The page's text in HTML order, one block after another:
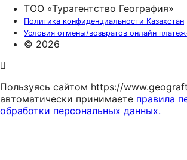
ТОО «Турагентство География»
Политика конфиденциальности Казахстан
Условия отмены/возвратов онлайн
© 2026
Пользуясь сайтом https://
автоматически принимаете правила
обработки персональных данных.